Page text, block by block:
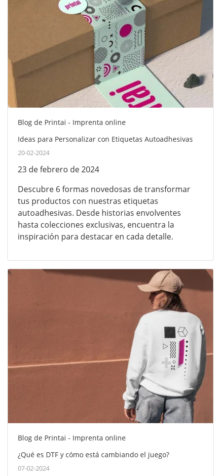
Blog de Printai - Imprenta online
Ideas para Personalizar con Etiquetas Autoadhesivas
20-02-2024
23 de febrero de 2024
Descubre 6 formas novedosas de transformar
tus productos con nuestras etiquetas
autoadhesivas. Desde historias envolventes
hasta colecciones exclusivas, encuentra la
inspiración para destacar en cada detalle.
Blog de Printai - Imprenta online
¿Qué es DTF y cómo está cambiando el juego?
07-02-2024